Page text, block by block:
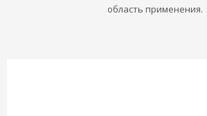
область применения.